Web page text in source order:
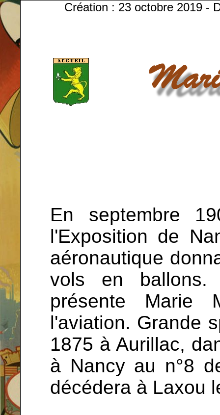
Création : 23 octobre 2019 -
En septembre
l'Exposition de
aéronautique
vols en
présente Marie
l'aviation. Grande
1875 à Aurillac,
à Nancy au n°8
décédera à Laxou